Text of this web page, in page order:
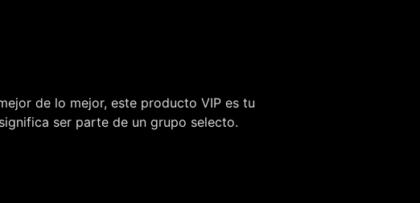
de lo mejor, este producto VIP es tu
ser parte de un grupo selecto.